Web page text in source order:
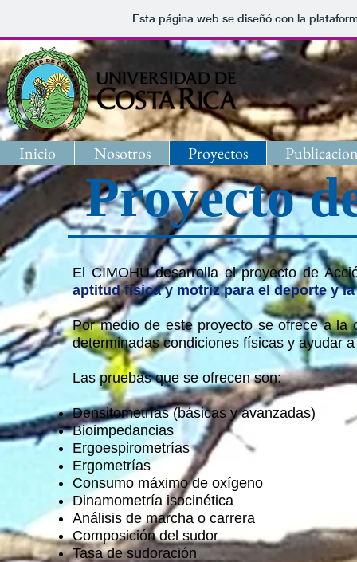
Esta página web se diseñó con la
Inicio Nosotros Proyectos
Proyecto
El CIMOHU desarrolla el proyecto de
aptitud física y motriz para el deporte y la
Por medio de este proyecto se ofrece a la
determinadas condiciones físicas y ayudar
Las pruebas que se ofrecen son:
Densitometrías (básicas y avanzadas)
Bioimpedancias
Ergoespirometrías
Ergometrías
Consumo máximo de oxígeno
Dinamometría isocinética
Análisis de marcha o carrera
Composición del sudor
Tasa de sudoración